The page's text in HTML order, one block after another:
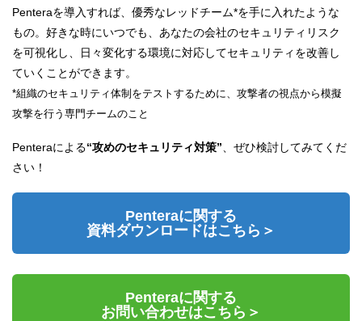
Penteraを導入すれば、優秀なレッドチーム*を手に入れたような
もの。好きな時にいつでも、あなたの会社のセキュリティリスク
を可視化し、日々変化する環境に対応してセキュリティを改善し
ていくことができます。
*組織のセキュリティ体制をテストするために、攻撃者の視点から模擬
攻撃を行う専門チームのこと
Penteraによる“攻めのセキュリティ対策”、ぜひ検討してみてくだ
さい！
Penteraに関する
資料ダウンロードはこちら＞
Penteraに関する
お問い合わせはこちら＞